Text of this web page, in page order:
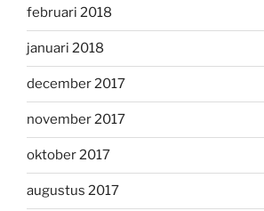
februari 2018
januari 2018
december 2017
november 2017
oktober 2017
augustus 2017